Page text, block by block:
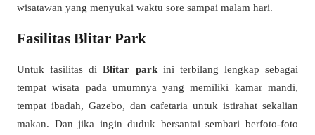
wisatawan yang menyukai waktu sore sampai malam hari.
Fasilitas Blitar Park
Untuk fasilitas diBlitar parkini terbilang lengkap sebagai
tempat wisata pada umumnya yang memiliki kamar mandi,
tempat ibadah, Gazebo, dan cafetaria untuk istirahat sekalian
makan. Dan jika ingin duduk bersantai sembari berfoto-foto